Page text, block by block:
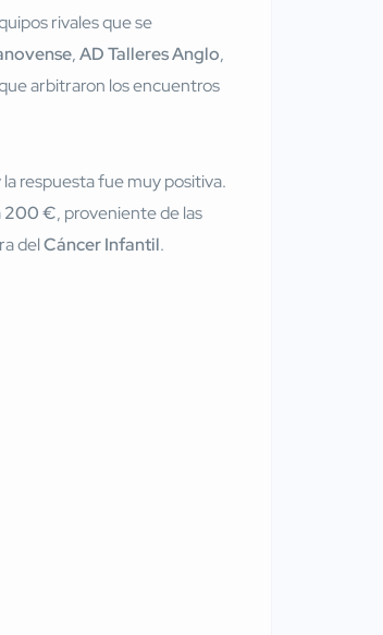
rivales que se
,AD Talleres Anglo,
arbitraron los encuentros
respuesta fue muy positiva.
200 €, proveniente de las
delCáncer Infantil.